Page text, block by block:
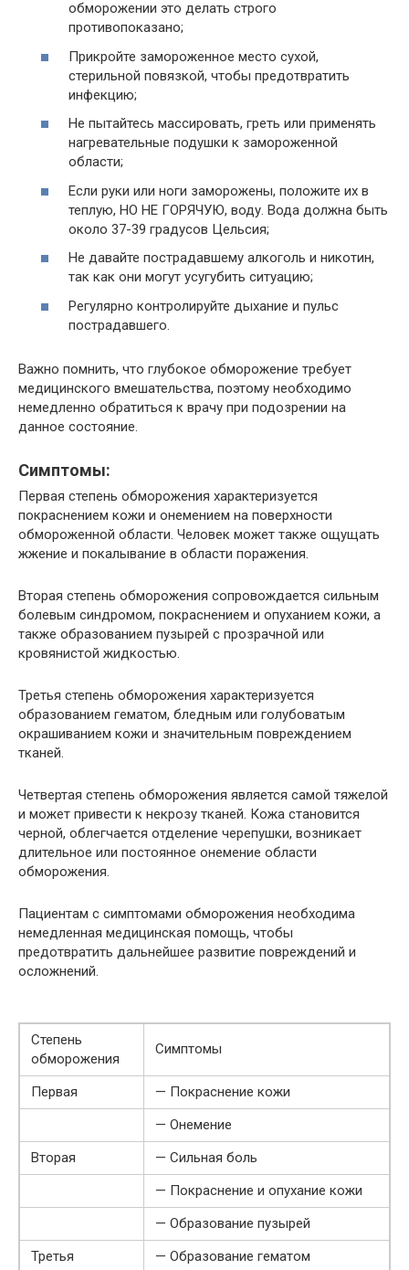
обморожении это делать строго
противопоказано;
Прикройте замороженное место сухой,
стерильной повязкой, чтобы предотвратить
инфекцию;
Не пытайтесь массировать, греть или применять
нагревательные подушки к замороженной
области;
Если руки или ноги заморожены, положите их в
теплую, НО НЕ ГОРЯЧУЮ, воду. Вода должна быть
около 37-39 градусов Цельсия;
Не давайте пострадавшему алкоголь и никотин,
так как они могут усугубить ситуацию;
Регулярно контролируйте дыхание и пульс
пострадавшего.
Важно помнить, что глубокое обморожение требует
медицинского вмешательства, поэтому необходимо
немедленно обратиться к врачу при подозрении на
данное состояние.
Симптомы:
Первая степень обморожения характеризуется
покраснением кожи и онемением на поверхности
обмороженной области. Человек может также ощущать
жжение и покалывание в области поражения.
Вторая степень обморожения сопровождается сильным
болевым синдромом, покраснением и опуханием кожи, а
также образованием пузырей с прозрачной или
кровянистой жидкостью.
Третья степень обморожения характеризуется
образованием гематом, бледным или голубоватым
окрашиванием кожи и значительным повреждением
тканей.
Четвертая степень обморожения является самой тяжелой
и может привести к некрозу тканей. Кожа становится
черной, облегчается отделение черепушки, возникает
длительное или постоянное онемение области
обморожения.
Пациентам с симптомами обморожения необходима
немедленная медицинская помощь, чтобы
предотвратить дальнейшее развитие повреждений и
осложнений.
Степень
обморожения
Симптомы
Первая
— Покраснение кожи
— Онемение
Вторая
— Сильная боль
— Покраснение и опухание кожи
— Образование пузырей
Третья
— Образование гематом